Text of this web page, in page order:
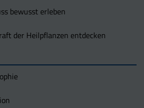
bewusst erleben
der Heilpflanzen entdecken